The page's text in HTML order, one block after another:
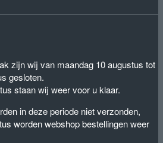
zijn wij van maandag 10 augustus tot
gesloten.
staan wij weer voor u klaar.
in deze periode niet verzonden,
worden webshop bestellingen weer